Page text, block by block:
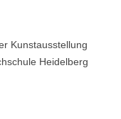
Kunstausstellung
Heidelberg